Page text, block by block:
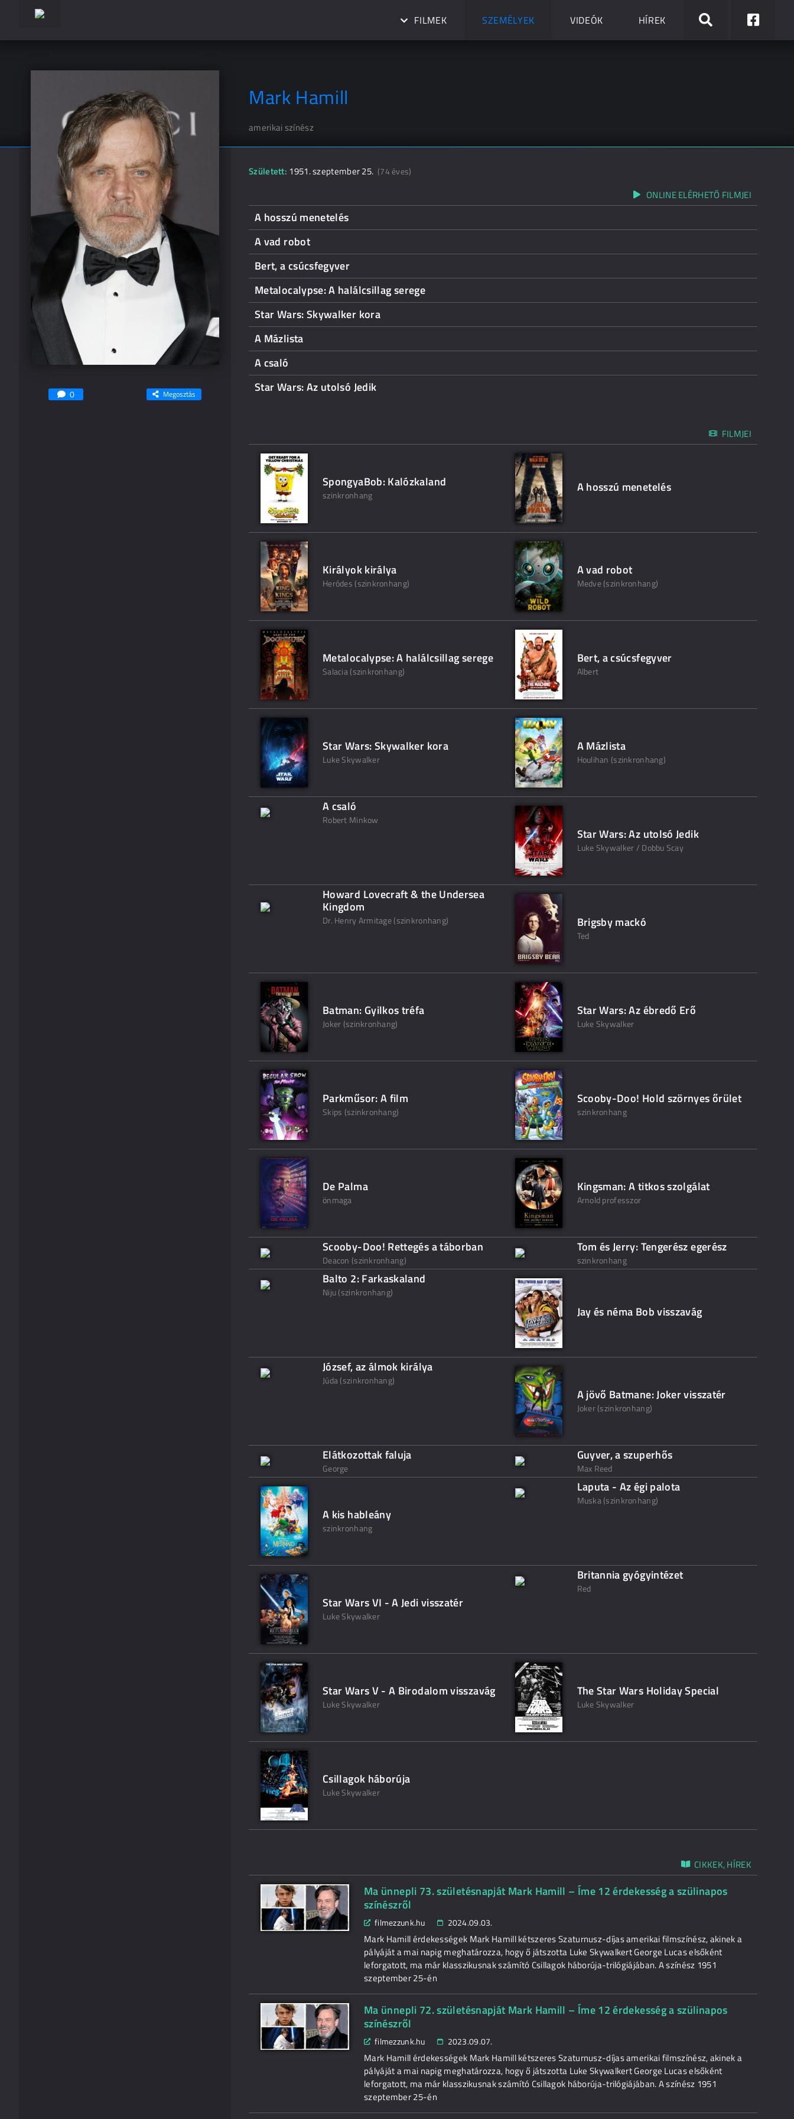
FILMEK SZEMÉLYEK VIDEÓK HÍREK
Mark Hamill
amerikai színész
0 Megosztás
Született: 1951. szeptember 25. (74 éves)
ONLINE ELÉRHETŐ FILMJEI
A hosszú menetelés
A vad robot
Bert, a csúcsfegyver
Metalocalypse: A halálcsillag serege
Star Wars: Skywalker kora
A Mázlista
A csaló
Star Wars: Az utolsó Jedik
FILMJEI
SpongyaBob: Kalózkaland
szinkronhang
A hosszú menetelés
Királyok királya
Heródes (szinkronhang)
A vad robot
Medve (szinkronhang)
Metalocalypse: A halálcsillag serege
Salacia (szinkronhang)
Bert, a csúcsfegyver
Albert
Star Wars: Skywalker kora
Luke Skywalker
A Mázlista
Houlihan (szinkronhang)
A csaló
Robert Minkow
Star Wars: Az utolsó Jedik
Luke Skywalker / Dobbu Scay
Howard Lovecraft & the Undersea
Kingdom
Dr. Henry Armitage (szinkronhang) Brigsby mackó
Ted
Batman: Gyilkos tréfa
Joker (szinkronhang)
Star Wars: Az ébredő Erő
Luke Skywalker
Parkműsor: A film
Skips (szinkronhang)
Scooby-Doo! Hold szörnyes őrület
szinkronhang
De Palma
önmaga
Kingsman: A titkos szolgálat
Arnold professzor
Scooby-Doo! Rettegés a táborban
Deacon (szinkronhang)
Tom és Jerry: Tengerész egerész
szinkronhang
Balto 2: Farkaskaland
Niju (szinkronhang)
Jay és néma Bob visszavág
József, az álmok királya
Júda (szinkronhang)
A jövő Batmane: Joker visszatér
Joker (szinkronhang)
Elátkozottak faluja
George
Guyver, a szuperhős
Max Reed
A kis hableány
szinkronhang
Laputa - Az égi palota
Muska (szinkronhang)
Star Wars VI - A Jedi visszatér
Luke Skywalker
Britannia gyógyintézet
Red
Star Wars V - A Birodalom visszavág
Luke Skywalker
The Star Wars Holiday Special
Luke Skywalker
Csillagok háborúja
Luke Skywalker
CIKKEK, HÍREK
Ma ünnepli 73. születésnapját Mark Hamill – Íme 12 érdekesség a szülinapos
színészről
filmezzunk.hu 2024.09.03.
Mark Hamill érdekességek Mark Hamill kétszeres Szaturnusz-díjas amerikai filmszínész, akinek a
pályáját a mai napig meghatározza, hogy ő játszotta Luke Skywalkert George Lucas elsőként
leforgatott, ma már klasszikusnak számító Csillagok háborúja-trilógiájában. A színész 1951
szeptember 25-én
Ma ünnepli 72. születésnapját Mark Hamill – Íme 12 érdekesség a szülinapos
színészről
filmezzunk.hu 2023.09.07.
Mark Hamill érdekességek Mark Hamill kétszeres Szaturnusz-díjas amerikai filmszínész, akinek a
pályáját a mai napig meghatározza, hogy ő játszotta Luke Skywalkert George Lucas elsőként
leforgatott, ma már klasszikusnak számító Csillagok háborúja-trilógiájában. A színész 1951
szeptember 25-én